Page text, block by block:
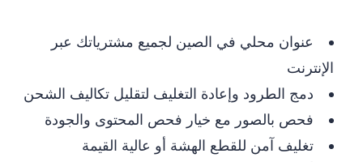
عنوان محلي في الصين لجميع مشترياتك عبر
الإنترنت
دمج الطرود وإعادة التغليف لتقليل تكاليف الشحن
فحص بالصور مع خيار فحص المحتوى والجودة
تغليف آمن للقطع الهشة أو عالية القيمة